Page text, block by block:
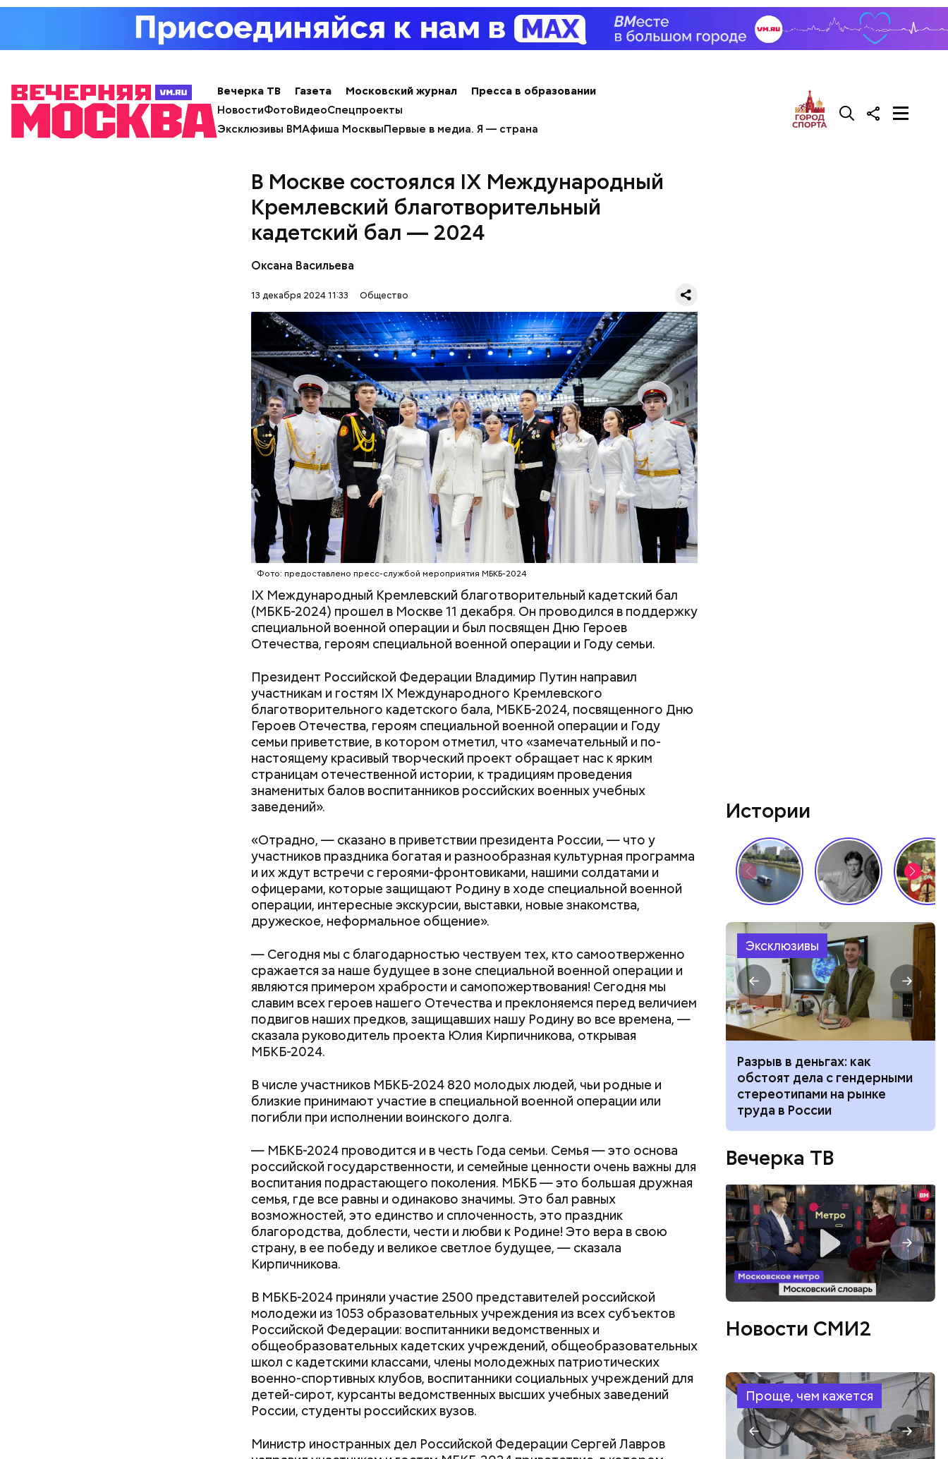
Вечерка ТВ Газета Московский журнал
Пресса в образовании
НовостиФотоВидеоСпецпроекты
Эксклюзивы ВМАфиша МосквыПервые в медиа. Я — страна
В Москве состоялся IX Международный
Кремлевский благотворительный
кадетский бал — 2024
Оксана Васильева
13 декабря 2024 11:33 Общество
Фото: предоставлено пресс-службой мероприятия МБКБ-2024
IX Международный Кремлевский благотворительный кадетский бал
(МБКБ-2024) прошел в Москве 11 декабря. Он проводился в поддержку
специальной военной операции и был посвящен Дню Героев
Отечества, героям специальной военной операции и Году семьи.
Президент Российской Федерации Владимир Путин направил
участникам и гостям IX Международного Кремлевского
благотворительного кадетского бала, МБКБ-2024, посвященного Дню
Героев Отечества, героям специальной военной операции и Году
семьи приветствие, в котором отметил, что «замечательный и по-
настоящему красивый творческий проект обращает нас к ярким
страницам отечественной истории, к традициям проведения
знаменитых балов воспитанников российских военных учебных
заведений».
«Отрадно, — сказано в приветствии президента России, — что у
участников праздника богатая и разнообразная культурная программа
и их ждут встречи с героями-фронтовиками, нашими солдатами и
офицерами, которые защищают Родину в ходе специальной военной
операции, интересные экскурсии, выставки, новые знакомства,
дружеское, неформальное общение».
— Сегодня мы с благодарностью чествуем тех, кто самоотверженно
сражается за наше будущее в зоне специальной военной операции и
являются примером храбрости и самопожертвования! Сегодня мы
славим всех героев нашего Отечества и преклоняемся перед величием
подвигов наших предков, защищавших нашу Родину во все времена, —
сказала руководитель проекта Юлия Кирпичникова, открывая
МБКБ-2024.
В числе участников МБКБ-2024 820 молодых людей, чьи родные и
близкие принимают участие в специальной военной операции или
погибли при исполнении воинского долга.
— МБКБ-2024 проводится и в честь Года семьи. Семья — это основа
российской государственности, и семейные ценности очень важны для
воспитания подрастающего поколения. МБКБ — это большая дружная
семья, где все равны и одинаково значимы. Это бал равных
возможностей, это единство и сплоченность, это праздник
благородства, доблести, чести и любви к Родине! Это вера в свою
страну, в ее победу и великое светлое будущее, — сказала
Кирпичникова.
В МБКБ-2024 приняли участие 2500 представителей российской
молодежи из 1053 образовательных учреждения из всех субъектов
Российской Федерации: воспитанники ведомственных и
общеобразовательных кадетских учреждений, общеобразовательных
школ с кадетскими классами, члены молодежных патриотических
военно-спортивных клубов, воспитанники социальных учреждений для
детей-сирот, курсанты ведомственных высших учебных заведений
России, студенты российских вузов.
Министр иностранных дел Российской Федерации Сергей Лавров
Ингредиенты:
кабачок;
растительное масло;
помидоры черри либо грунтовые.
— Кабачки нужно натереть длинными слайсами (это можно сделать на
специальной терке), похожими на спагетти, и уложить в противень.
Дальше нужно добавить немного растительного масла, соль, а сверху
бросить хаотично порезанную брынзу. Затем добавляются помидоры
черри или грунтовые, — рассказал шеф-повар.
Противень ставится в духовку, разогретую до 180–190 градусов.
Спагетти из кабачка нужно запекать 25–30 минут.
Истории
Эксклюзивы
Продлеваем лето: где можно
отдохнуть в бархатный
сезон и во сколько это
обойдется
за желанием молодежи жить
с фокусом «на себя»
Разрыв в деньгах: как
обстоят дела с гендерными
стереотипами на рынке
труда в России
Вечерка ТВ
Новости СМИ2
Проще, чем кажется